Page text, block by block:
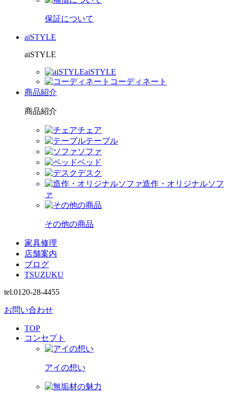
保証について
aiSTYLE
aiSTYLE
aiSTYLE
コーディネート
商品紹介
商品紹介
チェア
テーブル
ソファ
ベッド
デスク
造作・オリジナルソフ
ァ
その他の商品
家具修理
店舗案内
ブログ
TSUZUKU
tel.0120-28-4455
お問い合わせ
TOP
コンセプト
アイの想い